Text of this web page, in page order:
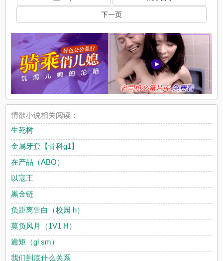
下一页
情欲小说相关阅读：
生死树
金属牙套【骨科g1】
在产品（ABO）
以寇王
黑金链
负距离告白（校园 h）
莫负风月（1V1 H）
逾矩（gl sm）
我们到底什么关系